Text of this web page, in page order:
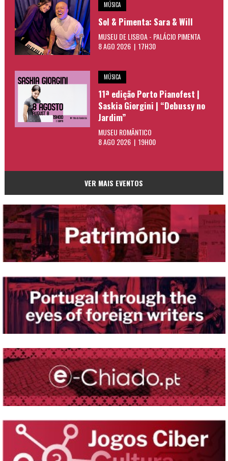
MÚSICA
Sol & Pimenta: Sara & Will
MUSEU DE LISBOA - PALÁCIO PIMENTA
8 AGO 2026 | 17H30
MÚSICA
11ª edição Porto Pianofest |
Saskia Giorgini | “Debussy no
Jardim”
MUSEU ROMÂNTICO
8 AGO 2026 | 19H00
VER MAIS EVENTOS